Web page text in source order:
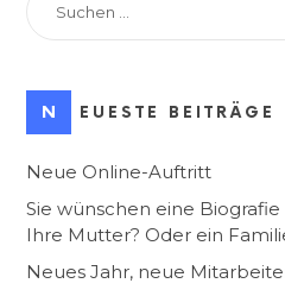
NACH:
NEUESTE BEITRÄGE
Neue Online-Auftritt
Sie wünschen eine
Ihre Mutter? Oder ein
Neues Jahr, neue